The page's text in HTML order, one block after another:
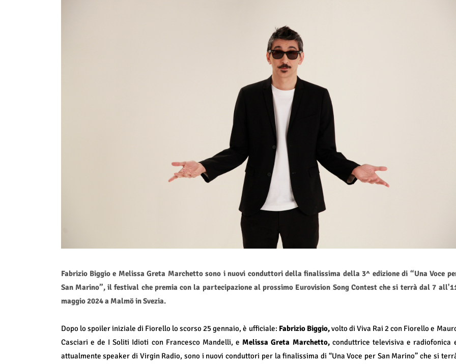
Fabrizio Biggio e Melissa Greta Marchetto sono i nuovi conduttori della finalissima della 3^ edizione di “Una Voce
San Marino”, il festival che premia con la partecipazione al prossimo Eurovision Song Contest che si terrà dal 7
maggio 2024 a Malmö in Svezia.
Dopo lo spoiler iniziale di Fiorello lo scorso 25 gennaio, è ufficiale: Fabrizio Biggio,volto di Viva Rai 2 con Fiorello e
Casciari e de I Soliti Idioti con Francesco Mandelli, eMelissa Greta Marchetto,conduttrice televisiva e radiofonica
attualmente speaker di Virgin Radio, sono i nuovi conduttori per la finalissima di “Una Voce per San Marino” che si